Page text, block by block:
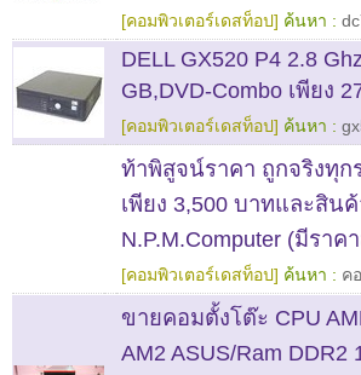
[คอมพิวเตอร์เดสท็อป] ค้นหา :
DELL GX520 P4 2.8
GB,DVD-Combo เพียง
[คอมพิวเตอร์เดสท็อป] ค้นหา :
ท้าพิสูจน์ราคา ถูกจริงทุก
เพียง 3,500 บาทและสิน
N.P.M.Computer (มีราค
[คอมพิวเตอร์เดสท็อป] ค้นหา : ค
ขายคอมตั้งโต๊ะ CPU
AM2 ASUS/Ram DDR2